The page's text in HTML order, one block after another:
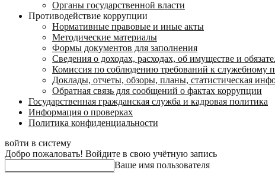
Органы государственной власти
Противодействие коррупции
Нормативные правовые и иные акты
Методические материалы
Формы документов для заполнения
Сведения о доходах, расходах, об имуществе и
Комиссия по соблюдению требований к служебному
Доклады, отчеты, обзоры, планы, статистическая
Обратная связь для сообщений о фактах коррупции
Государственная гражданская служба и кадровая политика
Информация о проверках
Политика конфиденциальности
войти в систему
Добро пожаловать! Войдите в свою учётную запись
Ваше имя пользователя